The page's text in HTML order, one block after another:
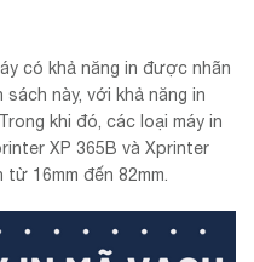
có khả năng in được nhãn
này, với khả năng in
khi đó, các loại máy in
XP 365B và Xprinter
16mm đến 82mm.